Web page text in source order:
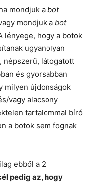
mondjuk a bot
mondjuk a bot
lényege, hogy a botok
ugyanolyan
népszerű, látogatott
és gyorsabban
milyen újdonságok
vagy alacsony
tartalommal bíró
a botok sem fognak
ebből a 2
pedig az, hogy